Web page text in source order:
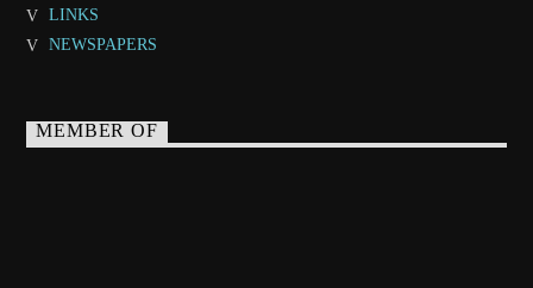
LINKS
NEWSPAPERS
MEMBER OF